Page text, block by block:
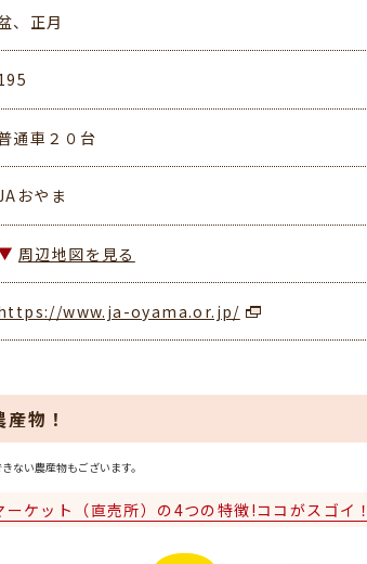
、正月
通車２０台
おやま
周辺地図を見る
www.ja-oyama.or.jp/
物！
ない農産物もございます。
ケット（直売所）の4つの特徴!ココがスゴイ！